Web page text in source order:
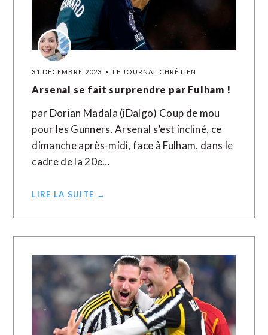
31 DÉCEMBRE 2023 LE JOURNAL CHRÉTIEN
Arsenal se fait surprendre par Fulham !
par Dorian Madala (iDalgo) Coup de mou
pour les Gunners. Arsenal s’est incliné, ce
dimanche après-midi, face à Fulham, dans le
cadre de la 20e…
LIRE LA SUITE →